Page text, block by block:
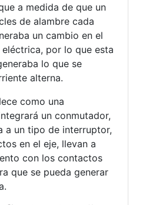
a medida de que un
de alambre cada
un cambio en el
por lo que esta
lo que se
alterna.
como una
un conmutador,
a un tipo de interruptor,
en el eje, llevan a
con los contactos
que se pueda generar